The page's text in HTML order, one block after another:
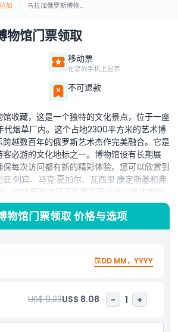
加 马拉加俄罗斯博物馆门票领取
物馆门票领取
移动票
在您的手机上显示
不可退款
收藏，这是一个独特的文化景点，位于一座
代烟草厂内。这个占地2300平方米的艺术博
越数百年的俄罗斯艺术杰作完美融合。它是
必游的文化地标之一。博物馆设有长期展
每次访问都有新的精彩体验。您可以欣赏到
·列宾、马克·夏加尔、瓦西里·康定斯基和弗
。这些展览突显了俄罗斯现代与古典艺术的
厅，博物馆还提供卓越的设施，包括一个小型
童工作坊以及藏有参考资料的阅览室。虚拟博
文化地点，提升整体体验。游客还可以享受动
物馆门票领取 价格与选项
DD MM，YYYY
US$ 9.23US$ 8.08 - 1 +